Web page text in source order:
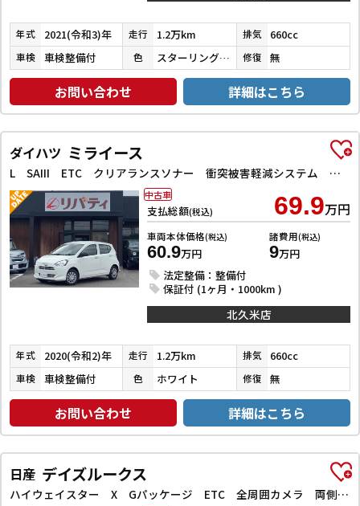
年式 2021(令和3)年 走行 1.2万km 排気 660cc
車検 車検整備付 色 スターリングシルバーメタリック 修復 無
お問い合わせ 詳細はこちら
ダイハツ ミライース
L SAIII ETC クリアランスソナー 衝突被害軽減システム オートマチックハイビーム キーレスエントリー アイドリングストップ CVT ESC CD ミュージックプレイヤー接続可
支払総額(税込) 69.9万円
車両本体価格(税込)
60.9万円
諸費用(税込)
9万円
法定整備：整備付
保証付 (1ヶ月・1000km )
中古車
北久米店
年式 2020(令和2)年 走行 1.2万km 排気 660cc
車検 車検整備付 色 ホワイト 修復 無
お問い合わせ 詳細はこちら
日産 デイズルークス
ハイウェイスター X Gパッケージ ETC 全周囲カメラ 両側電動スライドドア ナビ TV 衝突被害軽減システム オートマチックハイビーム オートライト スマートキー アイドリングストップ 電動格納ミラー